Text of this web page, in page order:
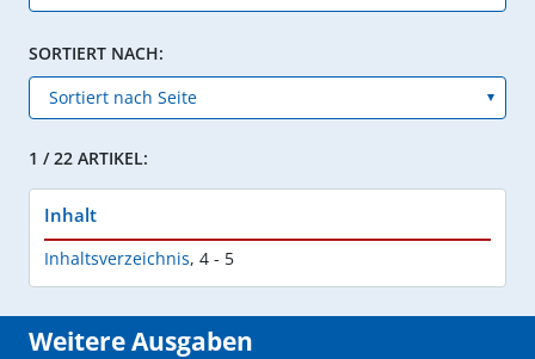
SORTIERT NACH:
1 / 22 ARTIKEL:
Inhalt
Inhaltsverzeichnis, 4 - 5
Weitere Ausgaben